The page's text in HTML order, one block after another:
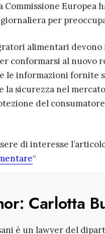
Europea
per
alimentari
conformarsi al nuovo
le informazioni fornite
la sicurezza nel
del
di interesse
“
Carlotta
è un lawyer del